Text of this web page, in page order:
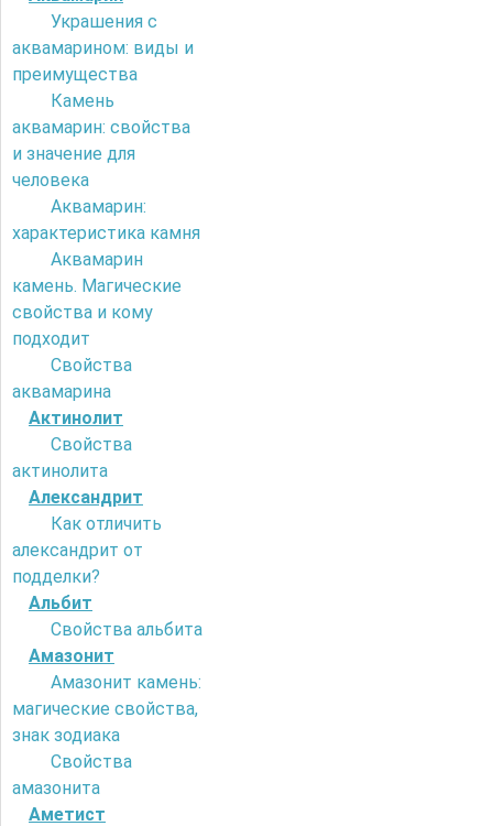
Украшения с
аквамарином: виды и
преимущества
Камень
аквамарин: свойства
и значение для
человека
Аквамарин:
характеристика камня
Аквамарин
камень. Магические
свойства и кому
подходит
Свойства
аквамарина
Актинолит
Свойства
актинолита
Александрит
Как отличить
александрит от
подделки?
Альбит
Свойства альбита
Амазонит
Амазонит камень:
магические свойства,
знак зодиака
Свойства
амазонита
Аметист